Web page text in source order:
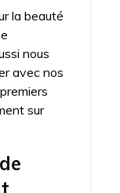
la beauté
nous
avec nos
sur